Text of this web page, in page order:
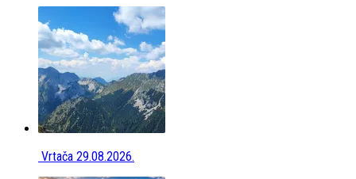
Vrtača 29.08.2026.